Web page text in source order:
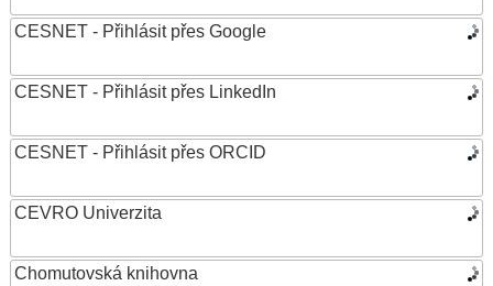
CESNET - Přihlásit přes Google
CESNET - Přihlásit přes LinkedIn
CESNET - Přihlásit přes ORCID
CEVRO Univerzita
Chomutovská knihovna